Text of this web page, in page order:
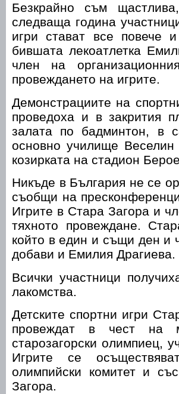
Безкрайно съм
следваща година
игри стават все повече
бившата лекоатлетка
член на
провеждането на игрите.
Демонстрациите на
проведоха и в закрития
залата по бадминтон, в
основно училище
козирката на стадион
Никъде в България не се
съобщи на
Игрите в Стара Загора и
тяхното провеждане.
който в един и същи ден и
добави и Емилия Драгиева.
Всички участници
лакомства.
Детските спортни игри
провеждат в чест на
старозагорски олимпиец,
Игрите се
олимпийски комитет и
Загора.